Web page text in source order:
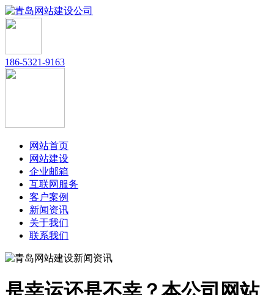
186-5321-9163
网站首页
网站建设
企业邮箱
互联网服务
客户案例
新闻资讯
关于我们
联系我们